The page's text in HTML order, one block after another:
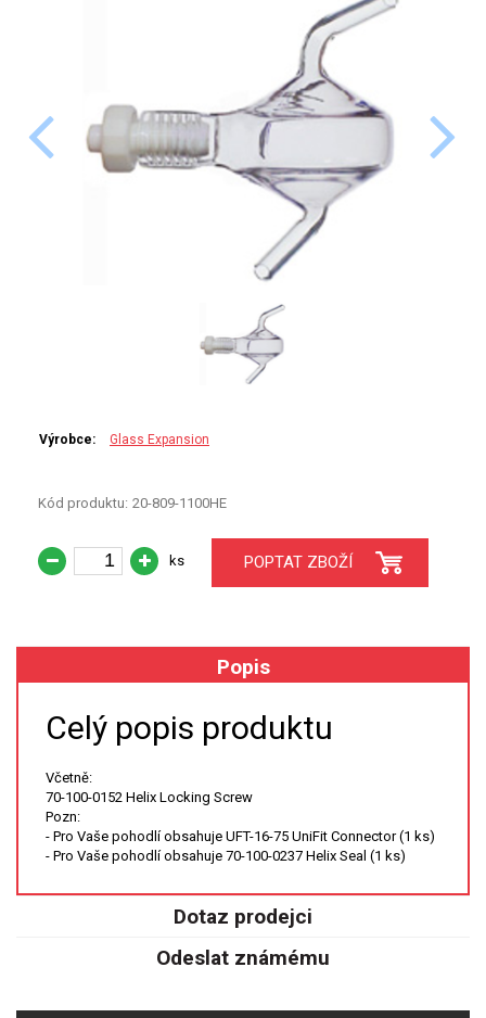
SHIMADZU
TELEDYNE LEEMAN
XRF
VZORKOVNICE XRF
TAVENÍ
LISOVÁNÍ
STANDARDNÍ ROZTOKY A RM
UV-VIS FLUO
Výrobce: Glass Expansion
Kód produktu: 20-809-1100HE
ks POPTAT ZBOŽÍ
Popis
Celý popis produktu
Včetně:
70-100-0152 Helix Locking Screw
Pozn:
- Pro Vaše pohodlí obsahuje UFT-16-75 UniFit Connector (1 ks)
- Pro Vaše pohodlí obsahuje 70-100-0237 Helix Seal (1 ks)
Dotaz prodejci
Odeslat známému